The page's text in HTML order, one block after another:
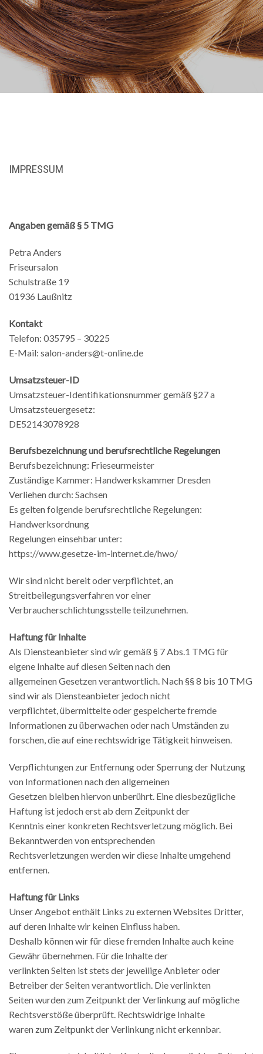
IMPRESSUM
Angaben gemäß § 5 TMG
Petra Anders
Friseursalon
Schulstraße 19
01936 Laußnitz
Kontakt
Telefon: 035795 – 30225
E-Mail: salon-anders@t-online.de
Umsatzsteuer-ID
Umsatzsteuer-Identifikationsnummer gemäß §27 a
Umsatzsteuergesetz:
DE52143078928
Berufsbezeichnung und berufsrechtliche Regelungen
Berufsbezeichnung: Frieseurmeister
Zuständige Kammer: Handwerkskammer Dresden
Verliehen durch: Sachsen
Es gelten folgende berufsrechtliche Regelungen:
Handwerksordnung
Regelungen einsehbar unter:
https://www.gesetze-im-internet.de/hwo/
Wir sind nicht bereit oder verpflichtet, an
Streitbeilegungsverfahren vor einer
Verbraucherschlichtungsstelle teilzunehmen.
Haftung für Inhalte
Als Diensteanbieter sind wir gemäß § 7 Abs.1 TMG für
eigene Inhalte auf diesen Seiten nach den
allgemeinen Gesetzen verantwortlich. Nach §§ 8 bis 10 TMG
sind wir als Diensteanbieter jedoch nicht
verpflichtet, übermittelte oder gespeicherte fremde
Informationen zu überwachen oder nach Umständen zu
forschen, die auf eine rechtswidrige Tätigkeit hinweisen.
Verpflichtungen zur Entfernung oder Sperrung der Nutzung
von Informationen nach den allgemeinen
Gesetzen bleiben hiervon unberührt. Eine diesbezügliche
Haftung ist jedoch erst ab dem Zeitpunkt der
Kenntnis einer konkreten Rechtsverletzung möglich. Bei
Bekanntwerden von entsprechenden
Rechtsverletzungen werden wir diese Inhalte umgehend
entfernen.
Haftung für Links
Unser Angebot enthält Links zu externen Websites Dritter,
auf deren Inhalte wir keinen Einfluss haben.
Deshalb können wir für diese fremden Inhalte auch keine
Gewähr übernehmen. Für die Inhalte der
verlinkten Seiten ist stets der jeweilige Anbieter oder
Betreiber der Seiten verantwortlich. Die verlinkten
Seiten wurden zum Zeitpunkt der Verlinkung auf mögliche
Rechtsverstöße überprüft. Rechtswidrige Inhalte
waren zum Zeitpunkt der Verlinkung nicht erkennbar.